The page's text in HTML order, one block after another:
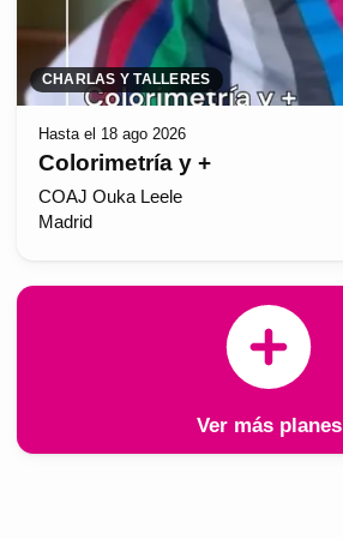
CHARLAS Y TALLERES
Hasta el 18 ago 2026
Colorimetría y +
COAJ Ouka Leele
Madrid
Ver más planes